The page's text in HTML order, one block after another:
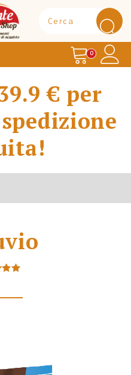
Shop
Carrello
0
€ per